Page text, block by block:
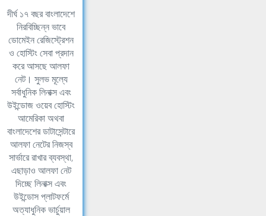
দীর্ঘ ১৭ বছর বাংলাদেশে
নিরবিচ্ছিন্ন ভাবে
ডোমেইন রেজিস্ট্রেশন
ও হোস্টিং সেবা প্রদান
করে আসছে আলফা
নেট। সুলভ মূল্যে
সর্বাধুনিক লিনাক্স এবং
উইন্ডোজ ওয়েব হোস্টিং
আমেরিকা অথবা
বাংলাদেশের ডাটাসেন্টারে
আলফা নেটের নিজস্ব
সার্ভারে রাখার ব্যবস্থা,
এছাড়াও আলফা নেট
দিচ্ছে লিনাক্স এবং
উইন্ডোস প্লাটফর্মে
অত্যাধুনিক ভার্চুয়াল